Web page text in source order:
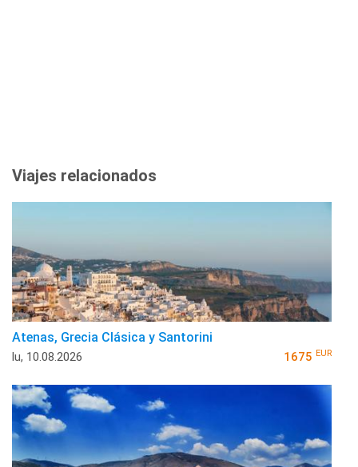
Viajes relacionados
Atenas, Grecia Clásica y Santorini
lu, 10.08.2026 1675 EUR